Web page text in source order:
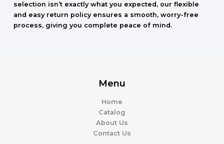
selection isn’t exactly what you expected, our flexible
and easy return policy ensures a smooth, worry-free
process, giving you complete peace of mind.
Menu
Home
Catalog
About Us
Contact Us